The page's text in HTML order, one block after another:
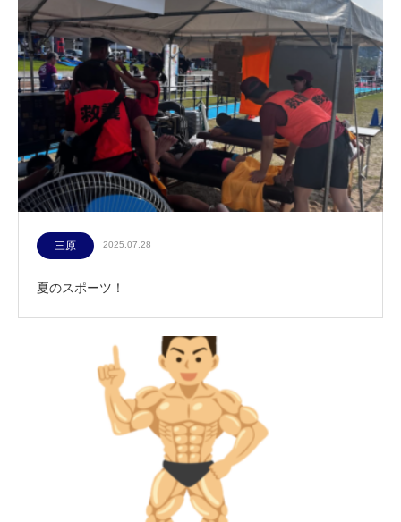
三原 2025.07.28
夏のスポーツ！